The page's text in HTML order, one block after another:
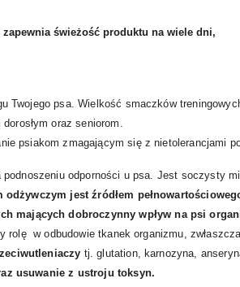
świeżość produktu na wiele dni,
psa. Wielkość smaczków
oraz seniorom.
psiakom zmagającym się z nietolerancjami
odporności u psa. Jest soczysty
odżywczym jest źródłem
mających dobroczynny wpływ na psi
w odbudowie tkanek organizmu,
tj. glutation, karnozyna,
usuwanie z ustroju toksyn.